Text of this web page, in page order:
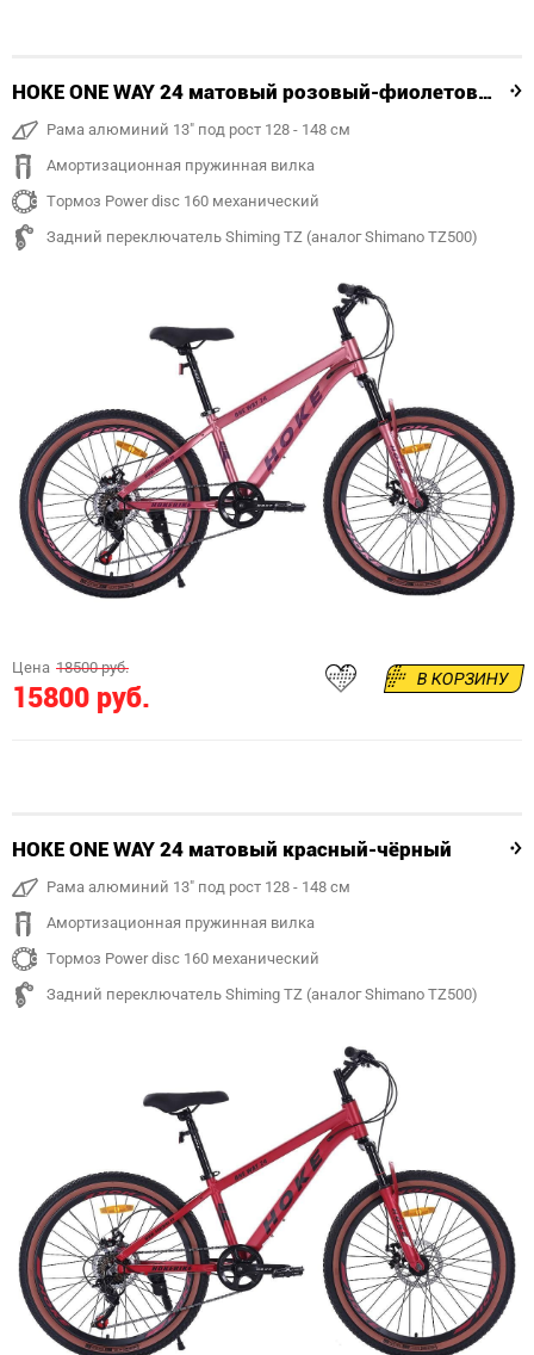
HOKE ONE WAY 24 матовый розовый-фиолетовый
Рама алюминий 13" под рост 128 - 148 см
Амортизационная пружинная вилка
Тормоз Power disc 160 механический
Задний переключатель Shiming TZ (аналог Shimano TZ500)
Цена 18500 руб.
15800 руб.
В КОРЗИНУ
HOKE ONE WAY 24 матовый красный-чёрный
Рама алюминий 13" под рост 128 - 148 см
Амортизационная пружинная вилка
Тормоз Power disc 160 механический
Задний переключатель Shiming TZ (аналог Shimano TZ500)